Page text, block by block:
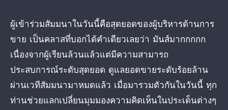
ผู้เข้าร่วมสัมมนาในวันนี้คือสุดยอดของผู้บริหารด้านการ
ขาย เป็นคลาสที่บอกได้คำเดียวเลยว่า มันส์มากกกกก
เนื่องจากผู้เรียนล้วนแล้วแต่มีความสามารถ
ประสบการณ์ระดับสุดยอด ดูแลยอดขายระดับร้อยล้าน
ผ่านเวทีสัมมนามาหมดแล้ว เมื่อมารวมตัวกันในวันนี้ ทุก
ท่านช่วยแลกเปลี่ยนมุมมองความคิดเห็นในประเด็นต่างๆ